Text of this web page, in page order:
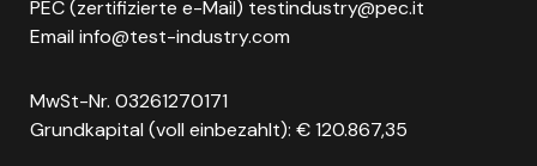
PEC (zertifizierte e-Mail) testindustry@pec.it
Email info@test-industry.com
MwSt-Nr. 03261270171
Grundkapital (voll einbezahlt): € 120.867,35